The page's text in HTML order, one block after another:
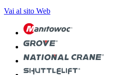
Vai al sito Web